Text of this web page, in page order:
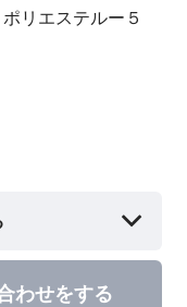
リエステルー５
わせをする